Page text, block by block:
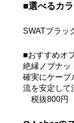
■選べるカ
SWATブラッ
■おすすめオ
絶縁ノブナッ
確実にケーブ
流を安定して
税抜800円